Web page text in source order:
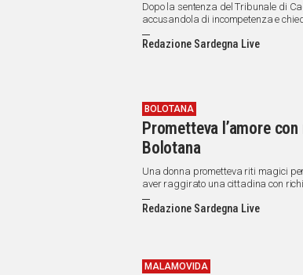
Dopo la sentenza del Tribunale di
accusandola di incompetenza e
Redazione Sardegna Live
BOLOTANA
Prometteva l’amore
Bolotana
Una donna prometteva riti magici
aver raggirato una cittadina con
Redazione Sardegna Live
MALAMOVIDA